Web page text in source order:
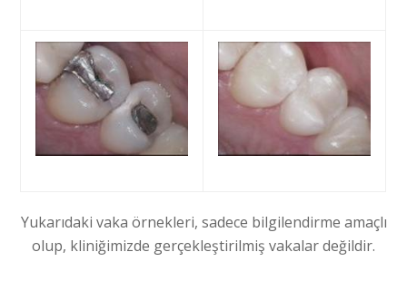
Yukarıdaki vaka örnekleri, sadece bilgilendirme amaçlı
olup, kliniğimizde gerçekleştirilmiş vakalar değildir.